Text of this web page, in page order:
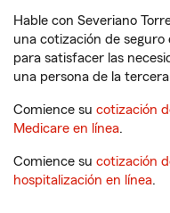
Hable con Severiano
una cotización de seguro
para satisfacer las
una persona de la
Comience su cotización
Medicare en línea.
Comience su cotización
hospitalización en línea.